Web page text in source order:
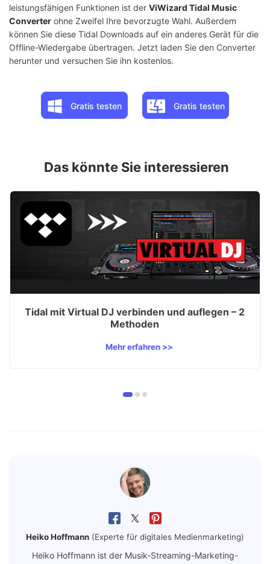
leistungsfähigen Funktionen ist der ViWizard Tidal Music
Converter ohne Zweifel Ihre bevorzugte Wahl. Außerdem
können Sie diese Tidal Downloads auf ein anderes Gerät für die
Offline-Wiedergabe übertragen. Jetzt laden Sie den Converter
herunter und versuchen Sie ihn kostenlos.
Gratis testen Gratis testen
Das könnte Sie interessieren
Tidal mit Virtual DJ verbinden und auflegen – 2
Methoden
Mehr erfahren >>
Heiko Hoffmann (Experte für digitales Medienmarketing)
Heiko Hoffmann ist der Musik-Streaming-Marketing-